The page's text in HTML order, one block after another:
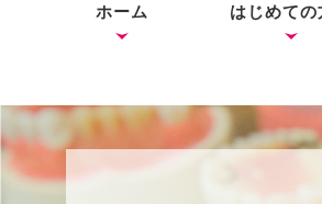
ホーム はじめての